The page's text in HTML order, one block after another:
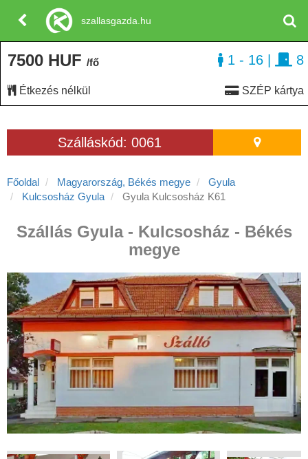
Szálláskód: 0061
Főoldal Magyarország, Békés megye
Gyula
Kulcsosház Gyula
Gyula Kulcsosház K61
Szállás Gyula - Kulcsosház - Békés
megye
7500 HUF /fő
Étkezés nélkül SZÉP kártya
1 - 16 8
szallasgazda.hu